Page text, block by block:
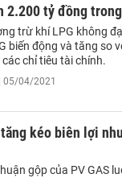
2.200 tỷ đồng
trừ khí LPG không
biến động và tăng so
chỉ tiêu tài chính.
05/04/2021
kéo biên lợi
gộp của PV GAS